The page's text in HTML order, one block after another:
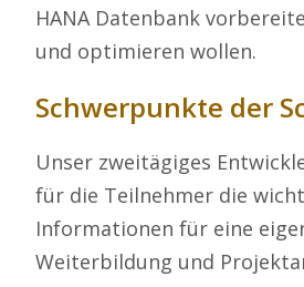
HANA Datenbank
und optimieren wollen.
Schwerpunkte der
Unser zweitägiges
für die Teilnehmer die
Informationen für eine
Weiterbildung und